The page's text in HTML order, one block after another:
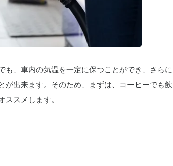
も、車内の気温を一定に保つことができ、さらに
が出来ます。そのため、まずは、コーヒーでも飲
ススメします。